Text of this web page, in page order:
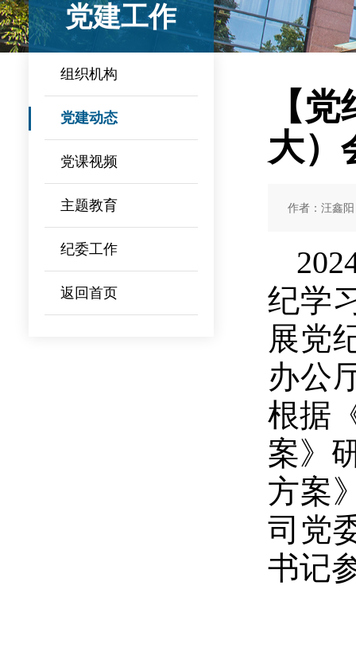
党建工作
组织机构
党建动态
党课视频
主题教育
纪委工作
返回首页
【
大）
作者：汪鑫阳
纪学
展党
办公
根据
案》
方案
司党
书记